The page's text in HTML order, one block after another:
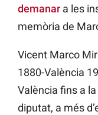
demanar a les
memòria de
Vicent Marco
1880-València
València fins a
diputat, a més